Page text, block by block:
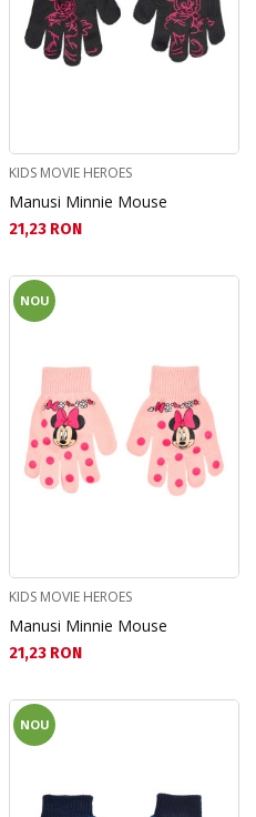
KIDS MOVIE HEROES
Manusi Minnie Mouse
Текуща цена:
21,23 RON
NOU
KIDS MOVIE HEROES
Manusi Minnie Mouse
Текуща цена:
21,23 RON
NOU